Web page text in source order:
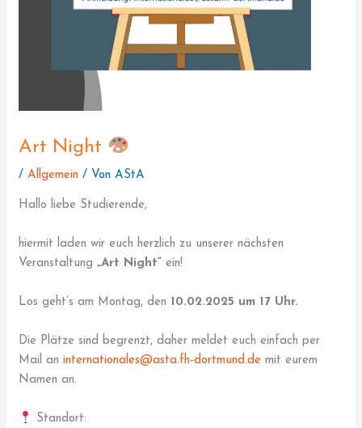
Art Night
/Allgemein / VonAStA
Hallo liebe Studierende,
hiermit laden wir euch herzlich zu unserer nächsten
Veranstaltung„Art Night“ ein!
Los geht’s am Montag, den 10.02.2025 um 17 Uhr.
Die Plätze sind begrenzt, daher meldet euch einfach per
Mail aninternationales@asta.fh-dortmund.de mit eurem
Namen an.
Standort: